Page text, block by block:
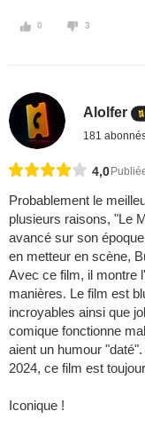
0 3
Alolfer
181
4,0
Probablement le
plusieurs raisons, "Le
avancé sur son
en metteur en scène,
Avec ce film, il montre
manières. Le film est
incroyables ainsi que
comique fonctionne
aient un humour
2024, ce film est
Iconique !